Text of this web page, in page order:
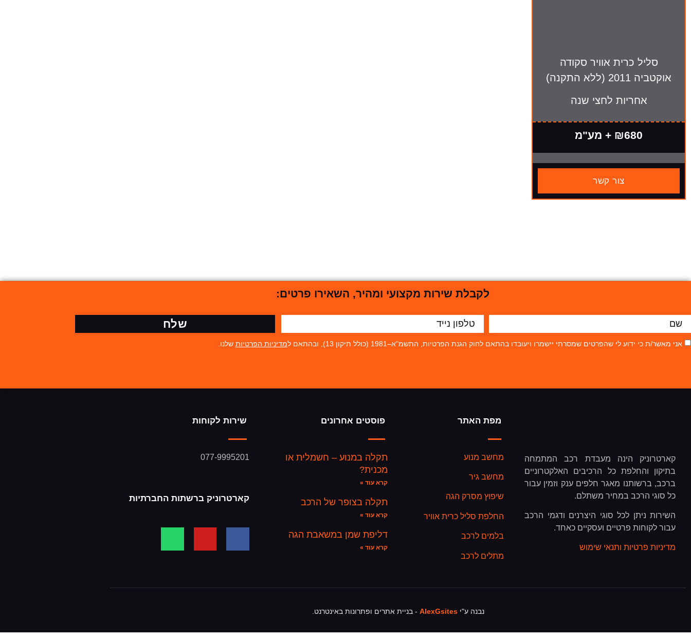
סליל כרית אוויר סקודה
אוקטביה 2011 (ללא התקנה)
אחריות לחצי שנה
₪680 + מע"מ
צור קשר
לקבלת שירות מקצועי ומהיר, השאירו פרטים:
אני מאשר/ת כי ידוע לי שהפרטים שמסרתי יישמרו ויעובדו בהתאם לחוק הגנת הפרטיות, התשמ"א–1981 (כולל תיקון 13), ובהתאם ל מדיניות הפרטיות שלנו.
שלח
קארטרוניק הינה מעבדת רכב המתמחה
בתיקון והחלפת כל הרכיבים האלקטרוניים
ברכב, ברשותנו מאגר חלפים ענק וזמין עבור
כל סוגי הרכב במחיר משתלם.
השירות ניתן לכל סוגי היצרנים ודגמי הרכב
עבור לקוחות פרטיים ועסקיים כאחד.
מדיניות פרטיות ותנאי שימוש
מפת האתר
מחשב מנוע
מחשב גיר
שיפוץ מסרק הגה
החלפת סליל כרית אוויר
בלמים לרכב
מתלים לרכב
פוסטים אחרונים
תקלה במנוע – חשמלית או
מכנית?
קרא עוד »
תקלה בצופר של הרכב
קרא עוד »
דליפת שמן במשאבת הגה
קרא עוד »
שירות לקוחות
077-9995201
קארטרוניק ברשתות החברתיות
נבנה ע"יAlexGsites - בניית אתרים ופתרונות באינטרנט.